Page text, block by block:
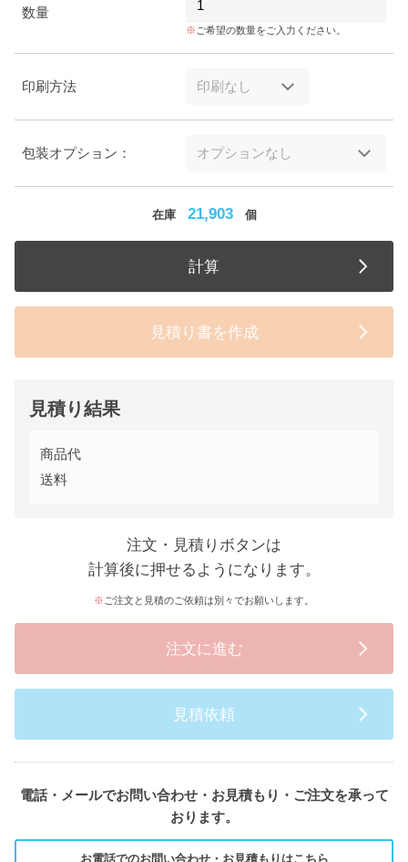
数量
ご希望の数量をご入力ください。
印刷方法
包装オプション：
在庫 21,903個
計算
見積り書を作成
見積り結果
商品代
送料
注文・見積りボタンは
計算後に押せるようになります。
ご注文と見積のご依頼は別々でお願いします。
注文に進む
見積依頼
電話・メールでお問い合わせ・お見積もり・ご注文を承って
おります。
お電話でのお問い合わせ・お見積もりはこちら